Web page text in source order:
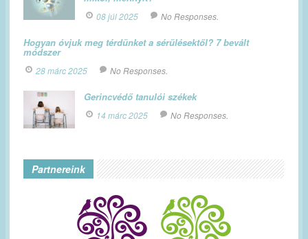
08 júl 2025 No Responses.
Hogyan óvjuk meg térdünket a sérülésektől? 7 bevált
módszer
28 márc 2025 No Responses.
Gerincvédő tanulói székek
14 márc 2025 No Responses.
Partnereink